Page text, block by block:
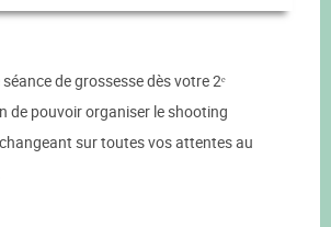
de grossesse dès votre 2ᵉ
de pouvoir organiser le shooting
sur toutes vos attentes au